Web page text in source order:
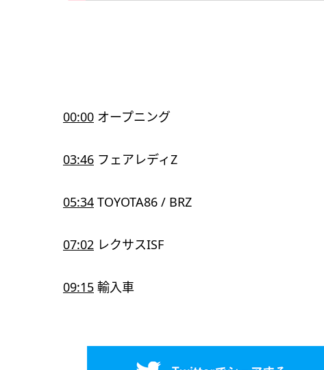
00:00 オープニング
03:46 フェアレディZ
05:34 TOYOTA86 / BRZ
07:02 レクサスISF
09:15 輸入車